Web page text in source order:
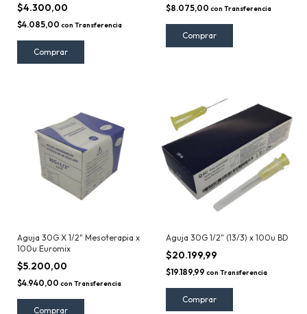
$4.300,00
$4.085,00 con Transferencia
$8.075,00 con Transferencia
Comprar
Aguja 30G X 1/2" Mesoterapia x
100u Euromix
$5.200,00
$4.940,00 con Transferencia
Aguja 30G 1/2" (13/3) x 100u BD
$20.199,99
$19.189,99 con Transferencia